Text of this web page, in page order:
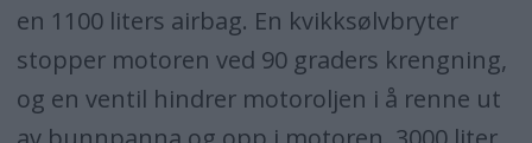
en 1100 liters airbag. En kvikksølvbryter
stopper motoren ved 90 graders krengning,
og en ventil hindrer motoroljen i å renne ut